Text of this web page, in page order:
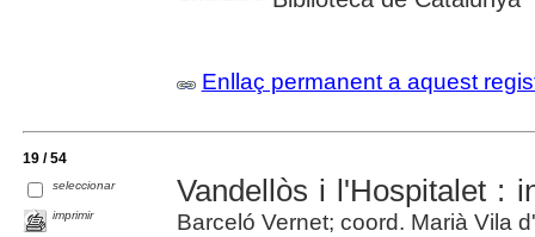
Enllaç permanent a aquest
19 / 54
seleccionar
imprimir
Vandellòs i l'Hospitalet :
Barceló Vernet; coord. Marià Vila